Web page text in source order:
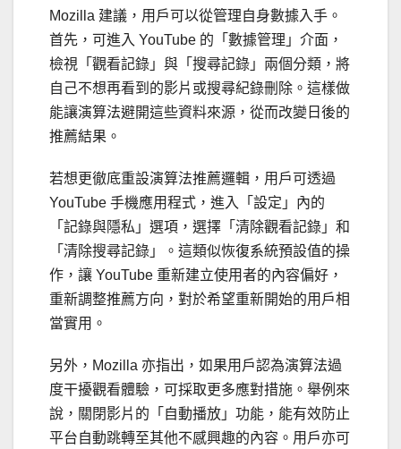
Mozilla 建議，用戶可以從管理自身數據入手。
首先，可進入 YouTube 的「數據管理」介面，
檢視「觀看記錄」與「搜尋記錄」兩個分類，將
自己不想再看到的影片或搜尋紀錄刪除。這樣做
能讓演算法避開這些資料來源，從而改變日後的
推薦結果。
若想更徹底重設演算法推薦邏輯，用戶可透過
YouTube 手機應用程式，進入「設定」內的
「記錄與隱私」選項，選擇「清除觀看記錄」和
「清除搜尋記錄」。這類似恢復系統預設值的操
作，讓 YouTube 重新建立使用者的內容偏好，
重新調整推薦方向，對於希望重新開始的用戶相
當實用。
另外，Mozilla 亦指出，如果用戶認為演算法過
度干擾觀看體驗，可採取更多應對措施。舉例來
說，關閉影片的「自動播放」功能，能有效防止
平台自動跳轉至其他不感興趣的內容。用戶亦可